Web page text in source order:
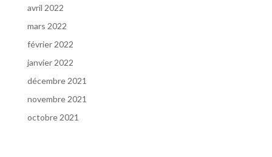
avril 2022
mars 2022
février 2022
janvier 2022
décembre 2021
novembre 2021
octobre 2021